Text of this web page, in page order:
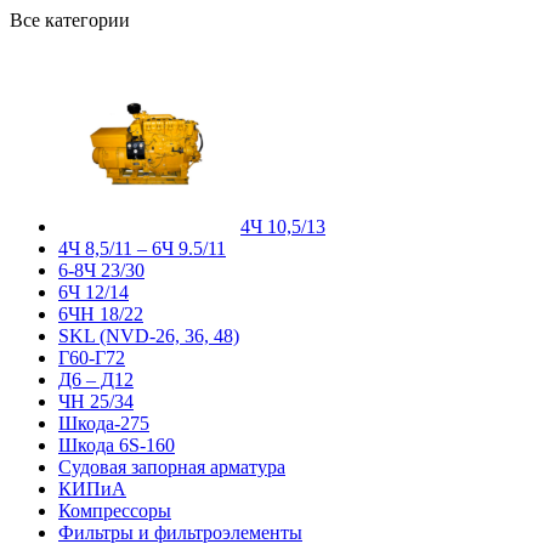
Все категории
4Ч 10,5/13
4Ч 8,5/11 – 6Ч 9.5/11
6-8Ч 23/30
6Ч 12/14
6ЧН 18/22
SKL (NVD-26, 36, 48)
Г60-Г72
Д6 – Д12
ЧН 25/34
Шкода-275
Шкода 6S-160
Судовая запорная арматура
КИПиА
Компрессоры
Фильтры и фильтроэлементы